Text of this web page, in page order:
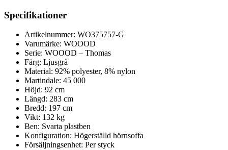
Specifikationer
Artikelnummer: WO375757-G
Varumärke: WOOOD
Serie: WOOOD – Thomas
Färg: Ljusgrå
Material: 92% polyester, 8% nylon
Martindale: 45 000
Höjd: 92 cm
Längd: 283 cm
Bredd: 197 cm
Vikt: 132 kg
Ben: Svarta plastben
Konfiguration: Högerställd hörnsoffa
Försäljningsenhet: Per styck